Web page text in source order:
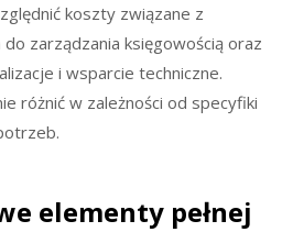
koszty związane z
zarządzania księgowością oraz
i wsparcie techniczne.
różnić w zależności od specyfiki
elementy pełnej